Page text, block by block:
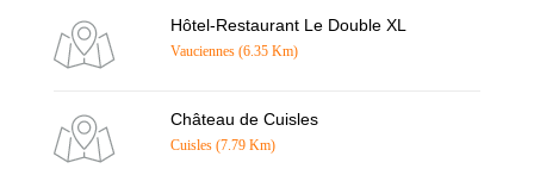
Hôtel-Restaurant Le Double XL
Vauciennes (6.35 Km)
Château de Cuisles
Cuisles (7.79 Km)